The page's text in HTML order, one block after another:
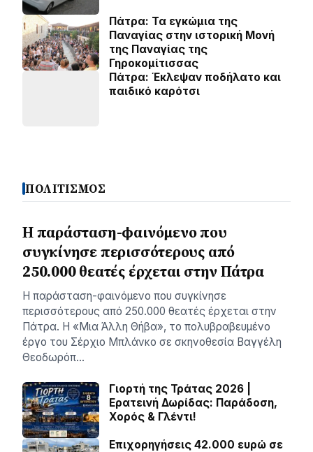
Πάτρα: Τα εγκώμια της
Παναγίας στην ιστορική Μονή
της Παναγίας της
Γηροκομίτισσας
Πάτρα: Έκλεψαν ποδήλατο και
παιδικό καρότσι
ΠΟΛΙΤΙΣΜΟΣ
Η παράσταση-φαινόμενο που
συγκίνησε περισσότερους από
250.000 θεατές έρχεται στην Πάτρα
Η παράσταση-φαινόμενο που συγκίνησε
περισσότερους από 250.000 θεατές έρχεται στην
Πάτρα. Η «Μια Άλλη Θήβα», το πολυβραβευμένο
έργο του Σέρχιο Μπλάνκο σε σκηνοθεσία Βαγγέλη
Θεοδωρόπ…
Γιορτή της Τράτας 2026 |
Ερατεινή Δωρίδας: Παράδοση,
Χορός & Γλέντι!
Επιχορηγήσεις 42.000 ευρώ σε